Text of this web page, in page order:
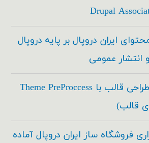
ایران دروپال بر پایه دروپال
اسکی در طراحی قالب با Theme PreProccess
قالب)
فروشگاه ساز ایران دروپال آماده